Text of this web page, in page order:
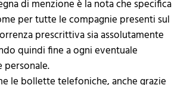
di menzione è la nota che specifica
per tutte le compagnie presenti sul
prescrittiva sia assolutamente
quindi fine a ogni eventuale